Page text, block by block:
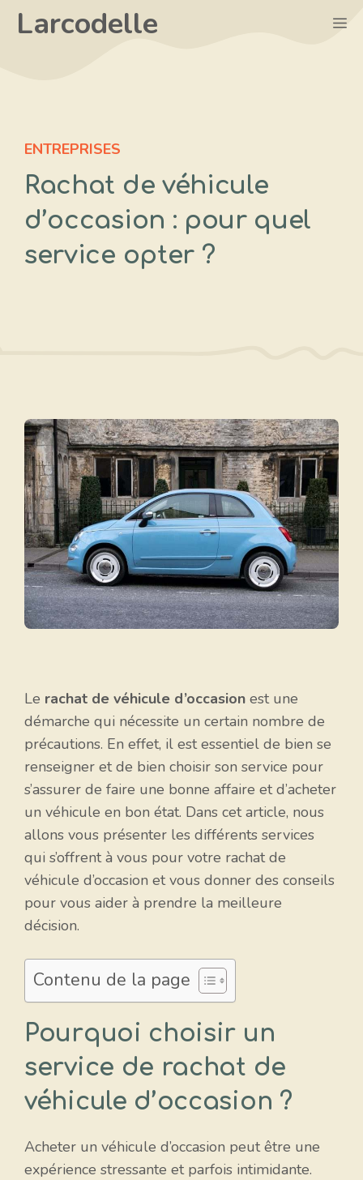
AllerLarcodelle
ENTREPRISES
Rachat de véhicule
d’occasion : pour quel
service opter ?
Le rachat de véhicule d’occasion est une
démarche qui nécessite un certain nombre de
précautions. En effet, il est essentiel de bien se
renseigner et de bien choisir son service pour
s’assurer de faire une bonne affaire et d’acheter
un véhicule en bon état. Dans cet article, nous
allons vous présenter les différents services
qui s’offrent à vous pour votre rachat de
véhicule d’occasion et vous donner des conseils
pour vous aider à prendre la meilleure
décision.
Contenu de la page
Pourquoi choisir un
service de rachat de
véhicule d’occasion ?
Acheter un véhicule d’occasion peut être une
expérience stressante et parfois intimidante.